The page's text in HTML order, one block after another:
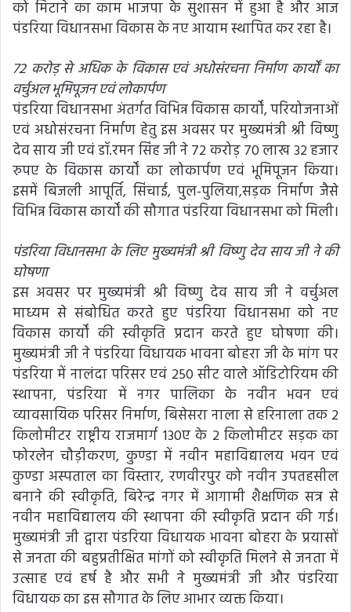
को मिटाने का काम भाजपा के सुशासन में हुआ है और आज
पंडरिया विधानसभा विकास के नए आयाम स्थापित कर रहा है।
72 करोड़ से अधिक के विकास एवं अधोसंरचना निर्माण कार्यों का
वर्चुअल भूमिपूजन एवं लोकार्पण
पंडरिया विधानसभा अंतर्गत विभिन्न विकास कार्यों, परियोजनाओं
एवं अधोसंरचना निर्माण हेतु इस अवसर पर मुख्यमंत्री श्री विष्णु
देव साय जी एवं डॉ.रमन सिंह जी ने 72 करोड़ 70 लाख 32 हजार
रुपए के विकास कार्यों का लोकार्पण एवं भूमिपूजन किया।
इसमें बिजली आपूर्ति, सिंचाई, पुल-पुलिया,सड़क निर्माण जैसे
विभिन्न विकास कार्यों की सौगात पंडरिया विधानसभा को मिली।
पंडरिया विधानसभा के लिए मुख्यमंत्री श्री विष्णु देव साय जी ने की
घोषणा
इस अवसर पर मुख्यमंत्री श्री विष्णु देव साय जी ने वर्चुअल
माध्यम से संबोधित करते हुए पंडरिया विधानसभा को नए
विकास कार्यों की स्वीकृति प्रदान करते हुए घोषणा की।
मुख्यमंत्री जी ने पंडरिया विधायक भावना बोहरा जी के मांग पर
पंडरिया में नालंदा परिसर एवं 250 सीट वाले ऑडिटोरियम की
स्थापना, पंडरिया में नगर पालिका के नवीन भवन एवं
व्यावसायिक परिसर निर्माण, बिसेसरा नाला से हरिनाला तक 2
किलोमीटर राष्ट्रीय राजमार्ग 130ए के 2 किलोमीटर सड़क का
फोरलेन चौड़ीकरण, कुण्डा में नवीन महाविद्यालय भवन एवं
कुण्डा अस्पताल का विस्तार, रणवीरपुर को नवीन उपतहसील
बनाने की स्वीकृति, बिरेन्द्र नगर में आगामी शैक्षणिक सत्र से
नवीन महाविद्यालय की स्थापना की स्वीकृति प्रदान की गई।
मुख्यमंत्री जी द्वारा पंडरिया विधायक भावना बोहरा के प्रयासों
से जनता की बहुप्रतीक्षित मांगों को स्वीकृति मिलने से जनता में
उत्साह एवं हर्ष है और सभी ने मुख्यमंत्री जी और पंडरिया
विधायक का इस सौगात के लिए आभार व्यक्त किया।